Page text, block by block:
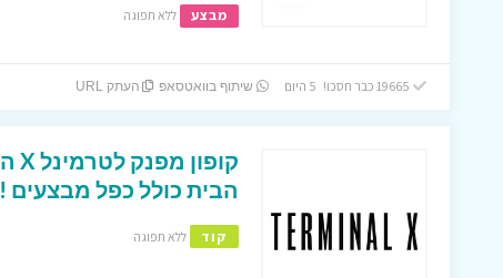
מבצע ללא תפוגה
שיתוף בוואטסאפ העתק URL
הבית כולל כפל מבצעים !
קוד ללא תפוגה